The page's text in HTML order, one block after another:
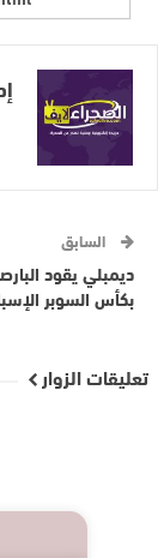
السابق
ديمبلي يقود
بكأس السوبر
تعليقات الزوار